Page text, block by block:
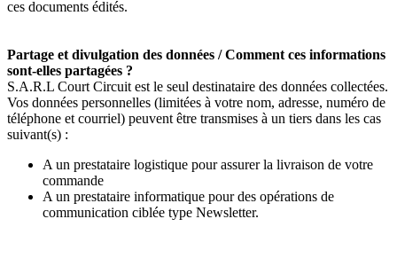
ces documents édités.
Partage et divulgation des données / Comment ces informations
sont-elles partagées ?
S.A.R.L Court Circuit est le seul destinataire des données collectées.
Vos données personnelles (limitées à votre nom, adresse, numéro de
téléphone et courriel) peuvent être transmises à un tiers dans les cas
suivant(s) :
A un prestataire logistique pour assurer la livraison de votre
commande
A un prestataire informatique pour des opérations de
communication ciblée type Newsletter.